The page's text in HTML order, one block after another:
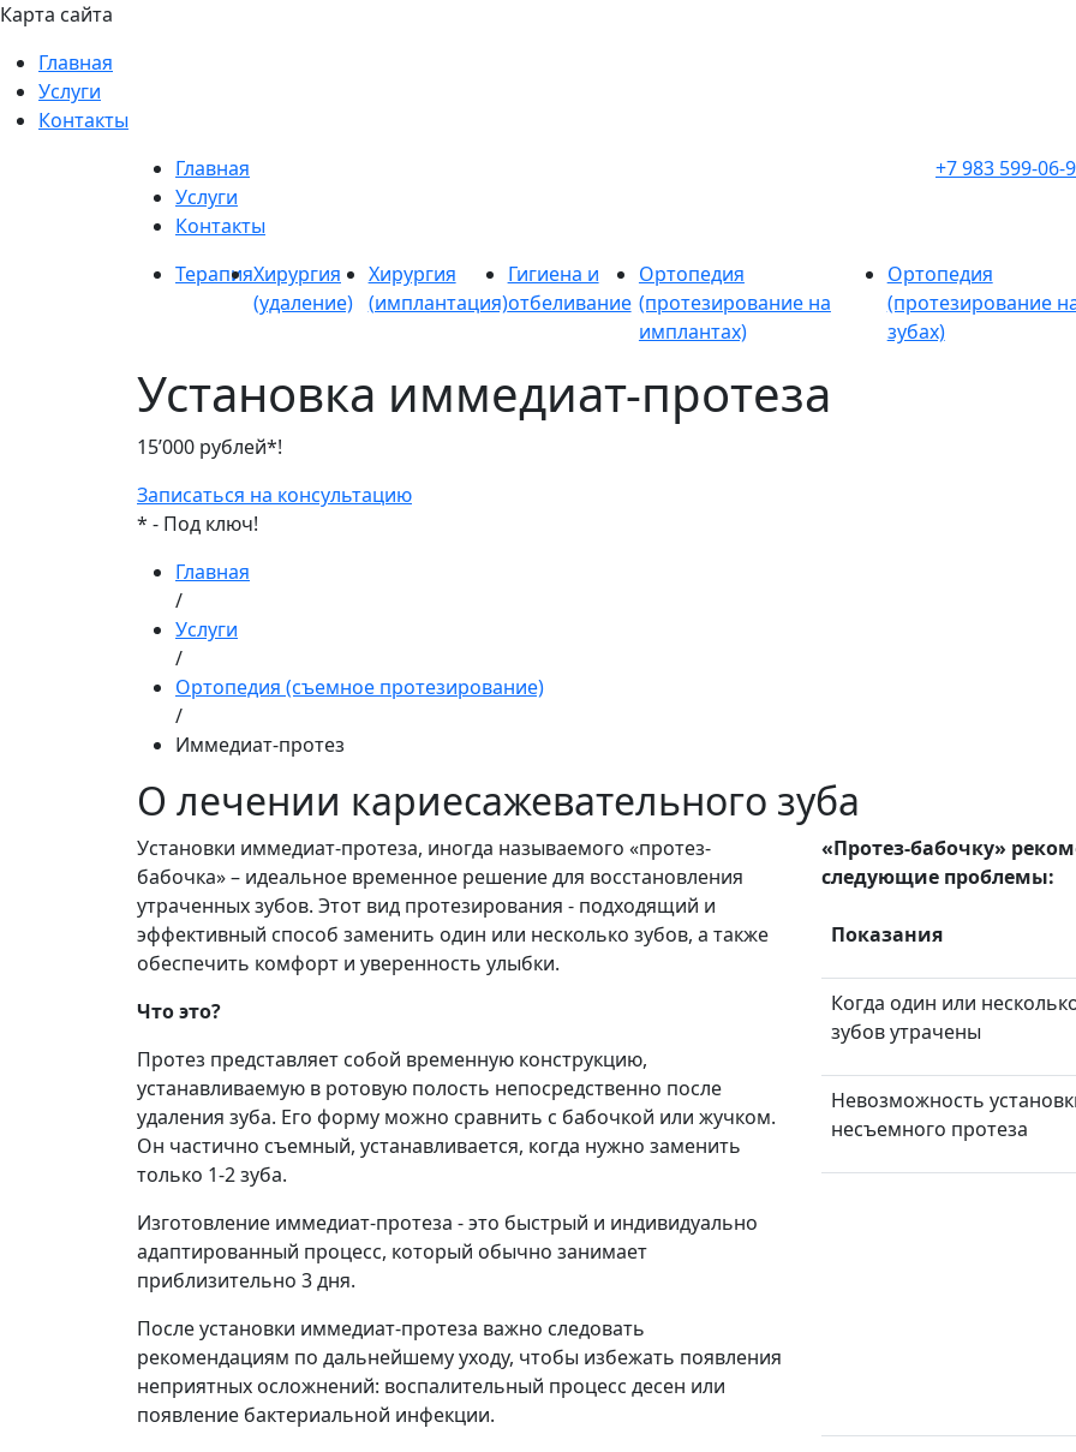
Карта сайта
Главная
Услуги
Контакты
Главная
Услуги
Контакты
+7 983 599-06-
ТерапияХирургия
(удаление)
Хирургия
(имплантация)
Гигиена и
отбеливание
Ортопедия
(протезирование на
имплантах)
Ортопедия
(протезирование
зубах)
Установка иммедиат-протеза
15’000 рублей*!
Записаться на консультацию
* - Под ключ!
Главная
/
Услуги
/
Ортопедия (съемное протезирование)
/
Иммедиат-протез
О лечении кариесажевательного зуба
Установки иммедиат-протеза, иногда называемого «протез-
бабочка» – идеальное временное решение для восстановления
утраченных зубов. Этот вид протезирования - подходящий и
эффективный способ заменить один или несколько зубов, а также
обеспечить комфорт и уверенность улыбки.
Что это?
Протез представляет собой временную конструкцию,
устанавливаемую в ротовую полость непосредственно после
удаления зуба. Его форму можно сравнить с бабочкой или жучком.
Он частично съемный, устанавливается, когда нужно заменить
только 1-2 зуба.
Изготовление иммедиат-протеза - это быстрый и индивидуально
адаптированный процесс, который обычно занимает
приблизительно 3 дня.
После установки иммедиат-протеза важно следовать
рекомендациям по дальнейшему уходу, чтобы избежать появления
неприятных осложнений: воспалительный процесс десен или
появление бактериальной инфекции.
«Протез-бабочку»
следующие проблемы:
Показания
Когда один или
зубов утрачены
Невозможность
несъемного протеза